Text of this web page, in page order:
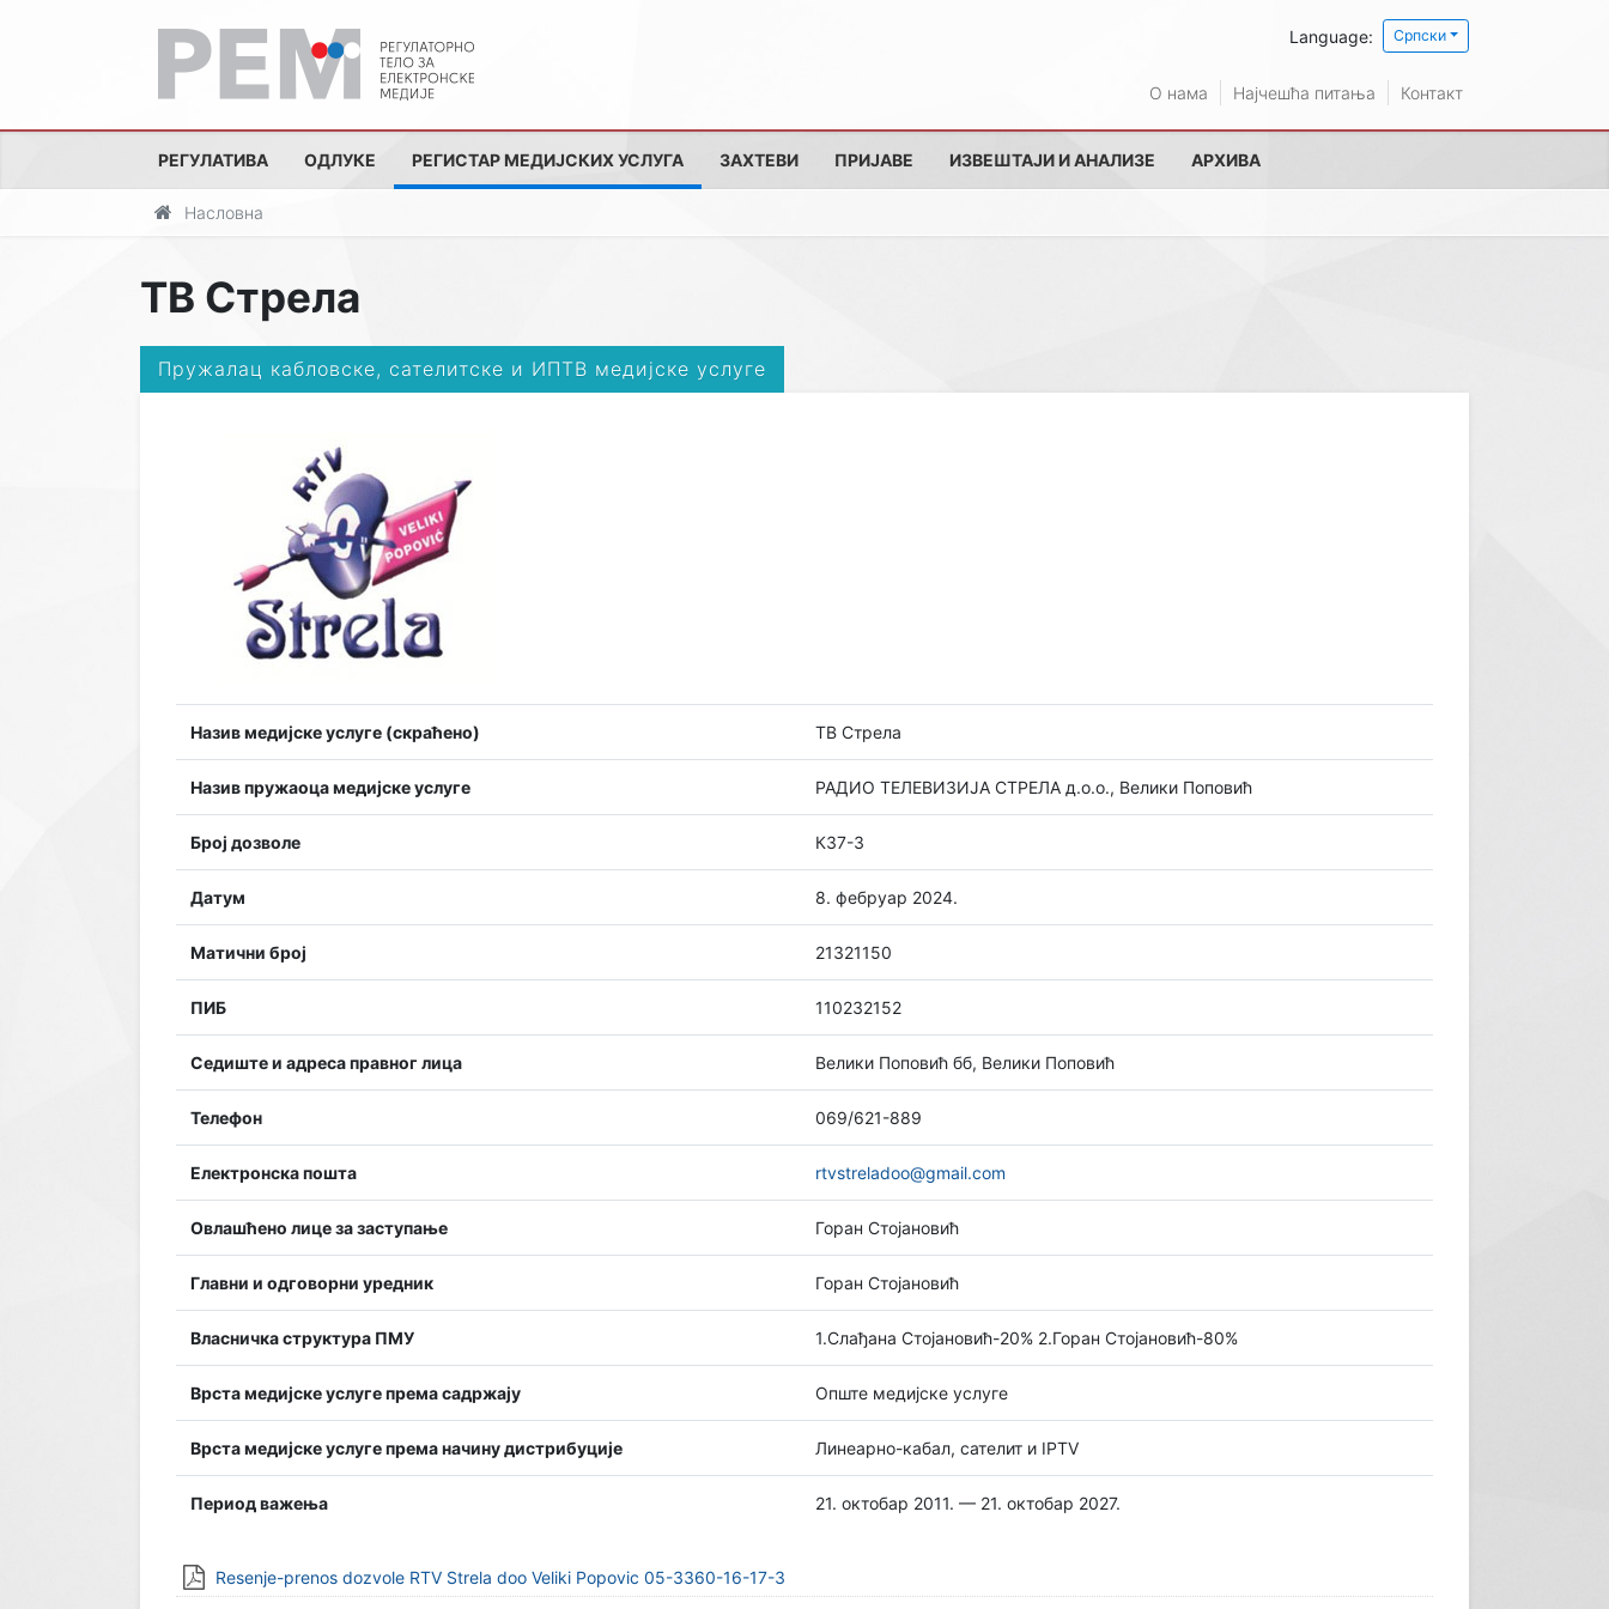
Language: Српски
О нама Најчешћа питања Контакт
РЕГУЛАТИВА ОДЛУКЕ РЕГИСТАР МЕДИЈСКИХ УСЛУГА ЗАХТЕВИ ПРИЈАВЕ ИЗВЕШТАЈИ И АНАЛИЗЕ АРХИВА
Насловна
ТВ Стрела
Пружалац кабловске, сателитске и ИПТВ медијске услуге
Назив медијске услуге (скраћено) ТВ Стрела
Назив пружаоца медијске услуге РАДИО ТЕЛЕВИЗИЈА СТРЕЛА д.о.о., Велики Поповић
Број дозволе К37-3
Датум 8. фебруар 2024.
Матични број 21321150
ПИБ 110232152
Седиште и адреса правног лица Велики Поповић бб, Велики Поповић
Телефон 069/621-889
Електронска пошта rtvstreladoo@gmail.com
Овлашћено лице за заступање Горан Стојановић
Главни и одговорни уредник Горан Стојановић
Власничка структура ПМУ 1.Слађана Стојановић-20% 2.Горан Стојановић-80%
Врста медијске услуге према садржају Опште медијске услуге
Врста медијске услуге према начину дистрибуције Линеарно-кабал, сателит и IPTV
Период важења 21. октобар 2011. — 21. октобар 2027.
Resenje-prenos dozvole RTV Strela doo Veliki Popovic 05-3360-16-17-3